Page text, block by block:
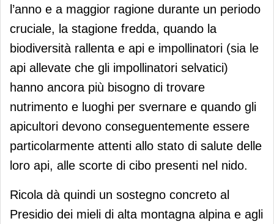
l’anno e a maggior ragione durante un periodo
cruciale, la stagione fredda, quando la
biodiversità rallenta e api e impollinatori (sia le
api allevate che gli impollinatori selvatici)
hanno ancora più bisogno di trovare
nutrimento e luoghi per svernare e quando gli
apicultori devono conseguentemente essere
particolarmente attenti allo stato di salute delle
loro api, alle scorte di cibo presenti nel nido.
Ricola dà quindi un sostegno concreto al
Presidio dei mieli di alta montagna alpina e agli